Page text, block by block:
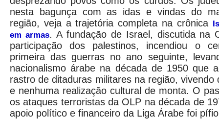
nesta bagunça com as idas e vindas do
região, veja a trajetória completa na crônica
em armas. A fundação de Israel, discutida na
participação dos palestinos, incendiou o
primeira das guerras no ano seguinte,
nacionalismo árabe na década de 1950 que
rastro de ditaduras militares na região,
e nenhuma realização cultural de monta. O
os ataques terroristas da OLP na década de
apoio político e financeiro da Liga Árabe foi